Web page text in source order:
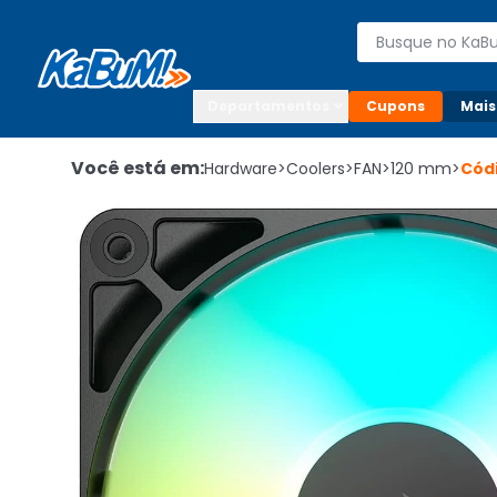
Buscar
Cupons
Você está em:Hardware>Coolers>FAN>120 mm>